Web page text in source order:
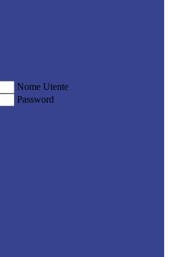
Nome Utente
Password